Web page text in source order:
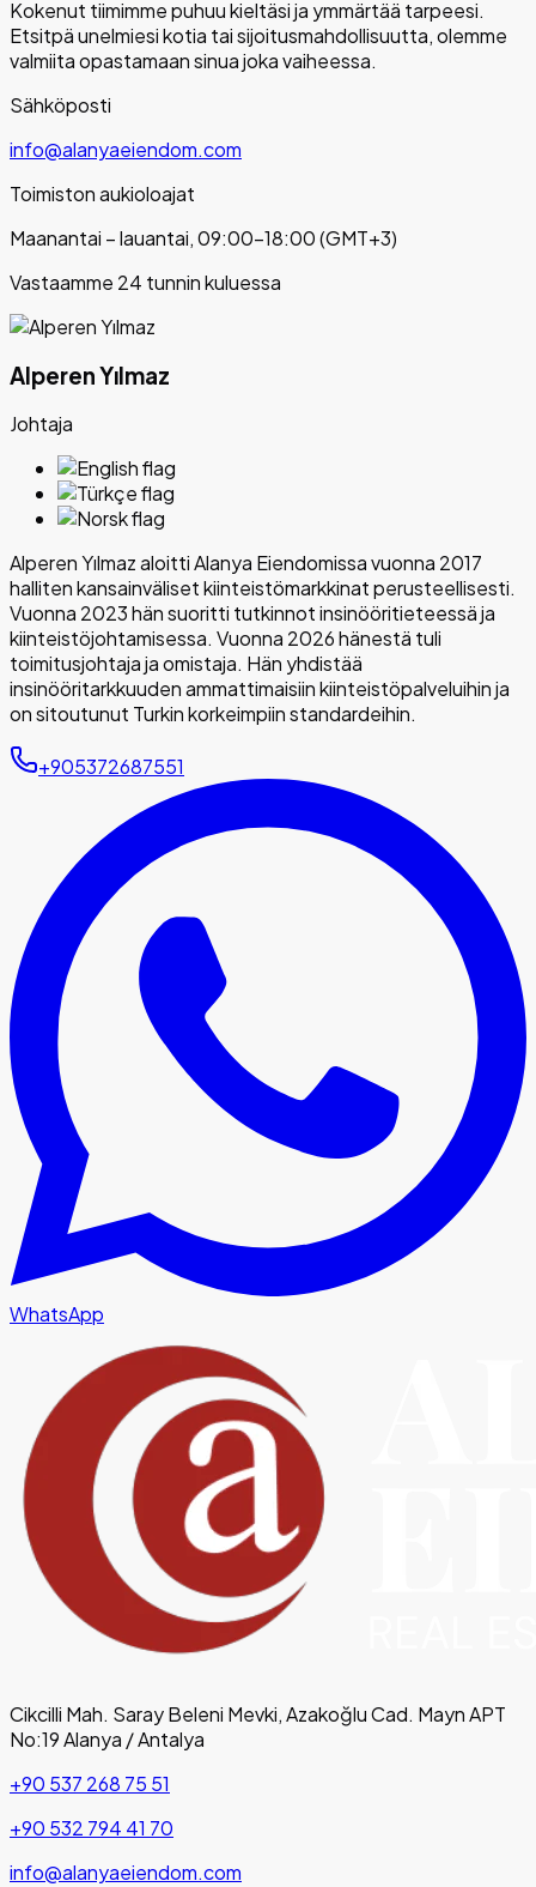
Kokenut tiimimme puhuu kieltäsi ja ymmärtää tarpeesi.
Etsitpä unelmiesi kotia tai sijoitusmahdollisuutta, olemme
valmiita opastamaan sinua joka vaiheessa.
Sähköposti
info@alanyaeiendom.com
Toimiston aukioloajat
Maanantai – lauantai, 09:00–18:00 (GMT+3)
Vastaamme 24 tunnin kuluessa
Alperen Yılmaz
Johtaja
Alperen Yılmaz aloitti Alanya Eiendomissa vuonna 2017
halliten kansainväliset kiinteistömarkkinat perusteellisesti.
Vuonna 2023 hän suoritti tutkinnot insinööritieteessä ja
kiinteistöjohtamisessa. Vuonna 2026 hänestä tuli
toimitusjohtaja ja omistaja. Hän yhdistää
insinööritarkkuuden ammattimaisiin kiinteistöpalveluihin ja
on sitoutunut Turkin korkeimpiin standardeihin.
+905372687551
WhatsApp
Cikcilli Mah. Saray Beleni Mevki, Azakoğlu Cad. Mayn APT
No:19 Alanya / Antalya
+90 537 268 75 51
+90 532 794 41 70
info@alanyaeiendom.com